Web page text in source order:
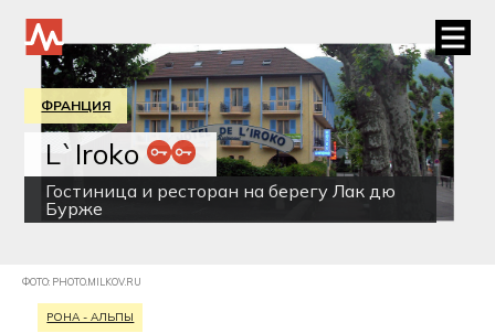
ФРАНЦИЯ
L`Iroko
Гостиница и ресторан на берегу Лак дю
Бурже
ФОТО: PHOTO.MILKOV.RU
РОНА - АЛЬПЫ